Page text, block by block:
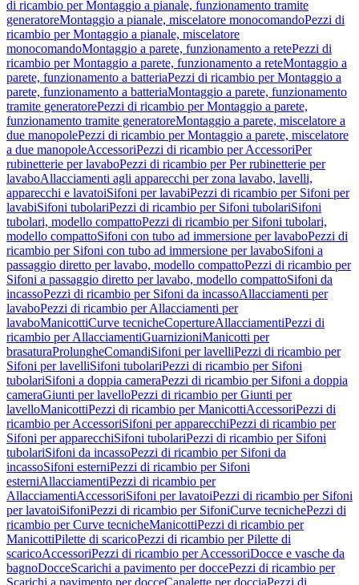
di ricambio per Montaggio a pianale, funzionamento tramite
generatoreMontaggio a pianale, miscelatore monocomandoPezzi di
ricambio per Montaggio a pianale, miscelatore
monocomandoMontaggio a parete, funzionamento a retePezzi di
ricambio per Montaggio a parete, funzionamento a reteMontaggio a
parete, funzionamento a batteriaPezzi di ricambio per Montaggio a
parete, funzionamento a batteriaMontaggio a parete, funzionamento
tramite generatorePezzi di ricambio per Montaggio a parete,
funzionamento tramite generatoreMontaggio a parete, miscelatore a
due manopolePezzi di ricambio per Montaggio a parete, miscelatore
a due manopoleAccessoriPezzi di ricambio per AccessoriPer
rubinetterie per lavaboPezzi di ricambio per Per rubinetterie per
lavaboAllacciamenti agli apparecchi per zona lavabo, lavelli,
apparecchi e lavatoiSifoni per lavabiPezzi di ricambio per Sifoni per
lavabiSifoni tubolariPezzi di ricambio per Sifoni tubolariSifoni
tubolari, modello compattoPezzi di ricambio per Sifoni tubolari,
modello compattoSifoni con tubo ad immersione per lavaboPezzi di
ricambio per Sifoni con tubo ad immersione per lavaboSifoni a
passaggio diretto per lavabo, modello compattoPezzi di ricambio per
Sifoni a passaggio diretto per lavabo, modello compattoSifoni da
incassoPezzi di ricambio per Sifoni da incassoAllacciamenti per
lavaboPezzi di ricambio per Allacciamenti per
lavaboManicottiCurve tecnicheCopertureAllacciamentiPezzi di
ricambio per AllacciamentiGuarnizioniManicotti per
brasaturaProlungheComandiSifoni per lavelliPezzi di ricambio per
Sifoni per lavelliSifoni tubolariPezzi di ricambio per Sifoni
tubolariSifoni a doppia cameraPezzi di ricambio per Sifoni a doppia
cameraGiunti per lavelloPezzi di ricambio per Giunti per
lavelloManicottiPezzi di ricambio per ManicottiAccessoriPezzi di
ricambio per AccessoriSifoni per apparecchiPezzi di ricambio per
Sifoni per apparecchiSifoni tubolariPezzi di ricambio per Sifoni
tubolariSifoni da incassoPezzi di ricambio per Sifoni da
incassoSifoni esterniPezzi di ricambio per Sifoni
esterniAllacciamentiPezzi di ricambio per
AllacciamentiAccessoriSifoni per lavatoiPezzi di ricambio per Sifoni
per lavatoiSifoniPezzi di ricambio per SifoniCurve tecnichePezzi di
ricambio per Curve tecnicheManicottiPezzi di ricambio per
ManicottiPilette di scaricoPezzi di ricambio per Pilette di
scaricoAccessoriPezzi di ricambio per AccessoriDocce e vasche da
bagnoDocceScarichi a pavimento per doccePezzi di ricambio per
Scarichi a pavimento per docceCanalette per docciaPezzi di